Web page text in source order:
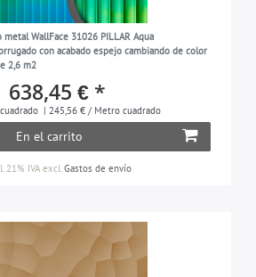
WallFace 31026 PILLAR Aqua
con acabado espejo cambiando de color
2,6 m2
638,45 € *
| 245,56 € / Metro cuadrado
En el carrito
21% IVA excl. Gastos de envío